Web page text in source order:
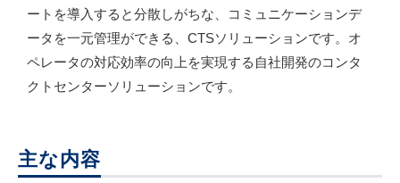
ートを導入すると分散しがちな、コミュニケーションデ
ータを一元管理ができる、CTSソリューションです。オ
ペレータの対応効率の向上を実現する自社開発のコンタ
クトセンターソリューションです。
主な内容